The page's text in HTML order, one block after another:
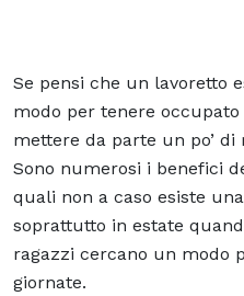
Se pensi che un lavoretto
modo per tenere
mettere da parte un po’
Sono numerosi i benefici
quali non a caso esiste
soprattutto in estate
ragazzi cercano un modo
giornate.